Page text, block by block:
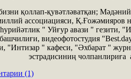
қоллап-қувəтлəватқан;
ассоциацияси, Қ.Ғожəмияров
" Уйғур авази "
видеофотостудия
"Интизар " кафеси, "Əхбарат "
эстрадисиниң чолпанлириға
(1)